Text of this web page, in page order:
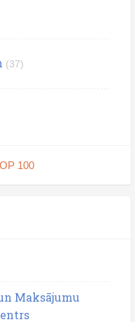
(37)
100
Maksājumu